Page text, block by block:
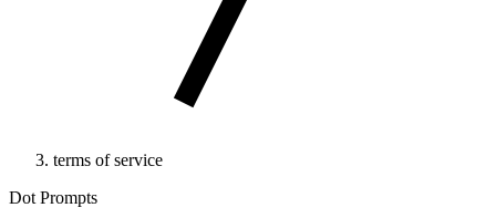
terms of service
Dot Prompts